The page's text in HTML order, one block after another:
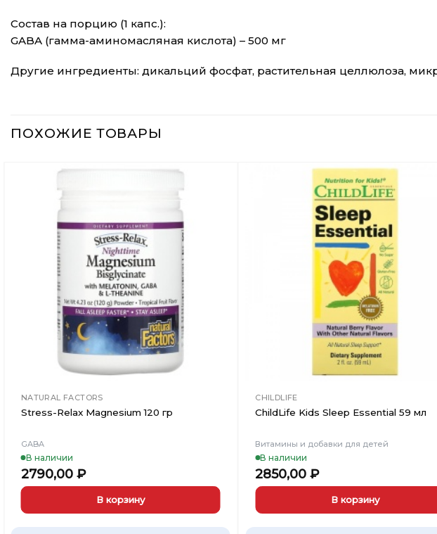
Состав на порцию (1 капс.):
GABA (гамма-аминомасляная кислота) – 500 мг
Другие ингредиенты: дикальций фосфат, растительная целлюлоза,
ПОХОЖИЕ ТОВАРЫ
Добавить
Вишлист
NATURAL FACTORS
Stress-Relax Magnesium 120 гр
GABA
В наличии
2790,00 ₽
В корзину
CHILDLIFE
ChildLife Kids Sleep Essential 59 мл
Витамины и добавки для детей
В наличии
2850,00₽
В корзину